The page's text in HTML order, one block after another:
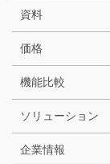
資料
価格
機能比較
ソリューション
企業情報